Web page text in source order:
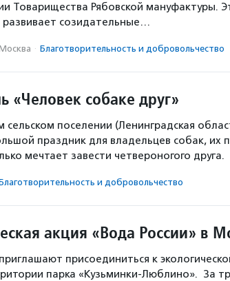
Товарищества Рябовской мануфактуры.
развивает созидательные…
· Благотвори­тель­ность и доброволь­чест­во
«Человек собаке друг»
сельском поселении (Ленинградская
праздник для владельцев собак, их
мечтает завести четвероногого друга.
и доброволь­чест­во
акция «Вода России» в
присоединиться к
парка «Кузьминки-Люблино». За